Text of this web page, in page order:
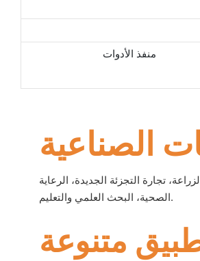
منفذ الأدوات
الصناعية
تجارة التجزئة الجديدة، الرعاية
الصحية، البحث العلمي والتعليم.
متنوعة